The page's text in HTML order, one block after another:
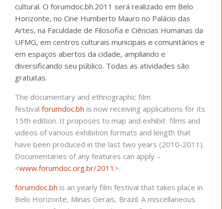
cultural. O forumdoc.bh.2011 será realizado em Belo
Horizonte, no Cine Humberto Mauro no Palácio das
Artes, na Faculdade de Filosofia e Ciências Humanas da
UFMG, em centros culturais municipais e comunitários e
em espaços abertos da cidade, ampliando e
diversificando seu público. Todas as atividades são
gratuitas.
The documentary and ethnographic film
festival forumdoc.bh is now receiving applications for its
15th edition. It proposes to map and exhibit films and
videos of various exhibition formats and length that
have been produced in the last two years (2010-2011).
Documentaries of any features can apply –
<www.forumdoc.org.br/2011 >.
forumdoc.bh is an yearly film festival that takes place in
Belo Horizonte, Minas Gerais, Brazil. A miscellaneous